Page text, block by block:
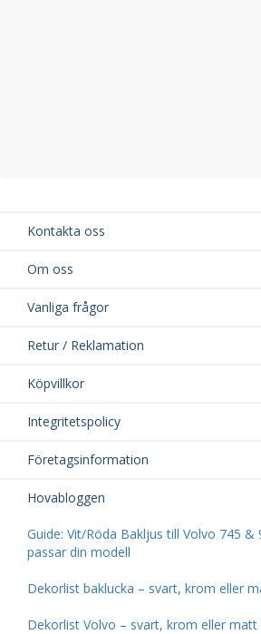
Kontakta oss
Om oss
Vanliga frågor
Retur / Reklamation
Köpvillkor
Integritetspolicy
Företagsinformation
Hovabloggen
Guide: Vit/Röda Bakljus till Volvo 745 &
passar din modell
Dekorlist baklucka – svart, krom eller
Dekorlist Volvo – svart, krom eller matt